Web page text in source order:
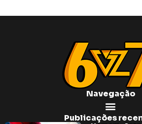
Navegação
Publicações